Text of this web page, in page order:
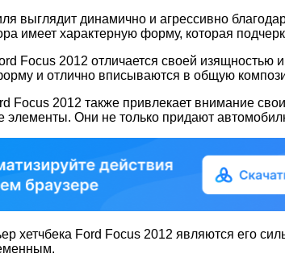
выглядит динамично и агрессивно
имеет характерную форму, которая
Focus 2012 отличается своей
и отлично вписываются в общую
Focus 2012 также привлекает внимание
Они не только придают
хетчбека Ford Focus 2012 являются его